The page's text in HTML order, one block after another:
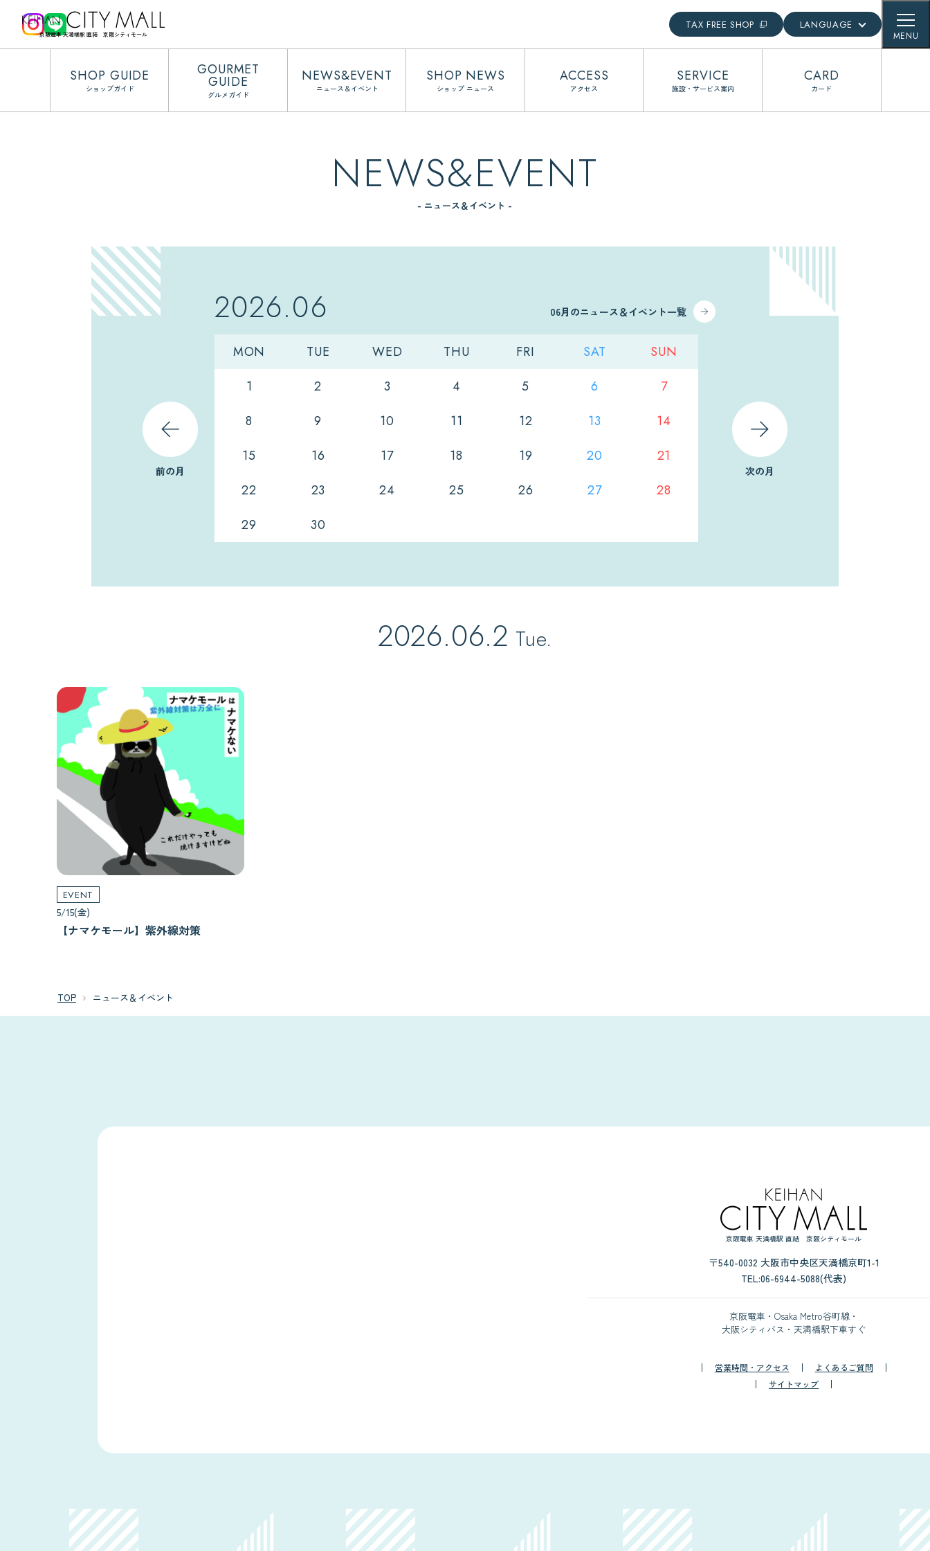
京阪電車 天満橋駅 直結 京阪シティモール
TAX FREE SHOP
LANGUAGE
English
日本語
MENU
SHOP GUIDE
ショップガイド
GOURMET
GUIDE
グルメガイド
NEWS&EVENT
ニュース＆イベント
SHOP NEWS
ショップ ニュース
ACCESS
アクセス
SERVICE
施設・サービス案内
CARD
カード
NEWS&EVENT
- ニュース＆イベント -
2026.06 06月のニュース＆イベント一覧
MON TUE WED THU FRI SAT
SUN
1
2 3 4 5 6
7
8
9 10 11 12 13
14
15
16 17 18 19 20
21
22
23 24 25 26 27
28
29
30
前の月 次の月
2026.06.2 Tue.
EVENT
5/15(金)
【ナマケモール】紫外線対策
TOP ニュース＆イベント
京阪電車 天満橋駅 直結 京阪シティモール
〒540-0032 大阪市中央区天満橋京町1-1
TEL:06-6944-5088(代表)
京阪電車・Osaka Metro谷町線・
大阪シティバス・天満橋駅下車すぐ
営業時間・アクセス
よくあるご質問
サイトマップ